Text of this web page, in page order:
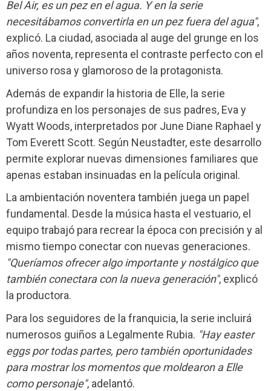
Bel Air, es un pez en el agua. Y en la serie
necesitábamos convertirla en un pez fuera del agua",
explicó. La ciudad, asociada al auge del grunge en los
años noventa, representa el contraste perfecto con el
universo rosa y glamoroso de la protagonista.
Además de expandir la historia de Elle, la serie
profundiza en los personajes de sus padres, Eva y
Wyatt Woods, interpretados por June Diane Raphael y
Tom Everett Scott. Según Neustadter, este desarrollo
permite explorar nuevas dimensiones familiares que
apenas estaban insinuadas en la película original.
La ambientación noventera también juega un papel
fundamental. Desde la música hasta el vestuario, el
equipo trabajó para recrear la época con precisión y al
mismo tiempo conectar con nuevas generaciones.
"Queríamos ofrecer algo importante y nostálgico que
también conectara con la nueva generación", explicó
la productora.
Para los seguidores de la franquicia, la serie incluirá
numerosos guiños a Legalmente Rubia. "Hay easter
eggs por todas partes, pero también oportunidades
para mostrar los momentos que moldearon a Elle
como personaje", adelantó.